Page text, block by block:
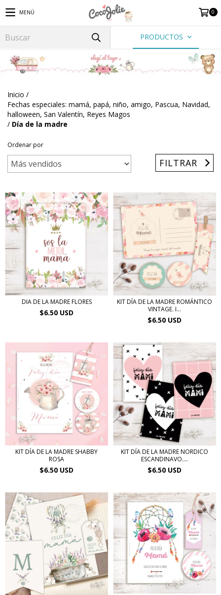
MENÚ 0
PRODUCTOS
Inicio /
Fechas especiales: mamá, papá, niño, amigo, Pascua, Navidad,
halloween, San Valentín, Reyes Magos
/ Día de la madre
Ordenar por
FILTRAR
DIA DE LA MADRE FLORES
$6.50 USD
KIT DÍA DE LA MADRE ROMÁNTICO
VINTAGE. I...
$6.50 USD
KIT DÍA DE LA MADRE SHABBY
ROSA
$6.50 USD
KIT DÍA DE LA MADRE NORDICO
ESCANDINAVO....
$6.50 USD